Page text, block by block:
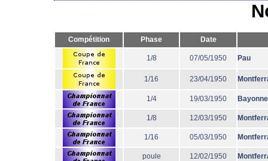
Compétition Phase Date
1/8 07/05/1950 Pau
1/16 23/04/1950
1/4 19/03/1950 Bayonne
1/8 12/03/1950
1/16 05/03/1950
poule 12/02/1950